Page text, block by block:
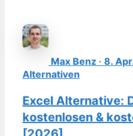
Max Benz · 8.
Alternativen
Excel Alternative:
kostenlosen &